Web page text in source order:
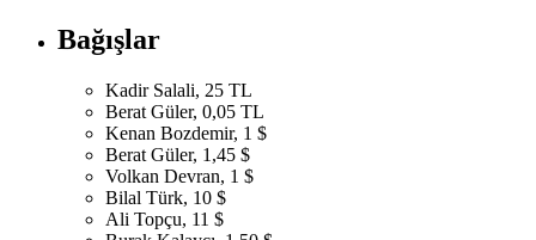
Bağışlar
Kadir Salali, 25 TL
Berat Güler, 0,05 TL
Kenan Bozdemir, 1 $
Berat Güler, 1,45 $
Volkan Devran, 1 $
Bilal Türk, 10 $
Ali Topçu, 11 $